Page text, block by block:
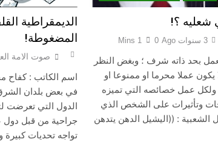
شعليه ؟!
3 سنوات Ago 0
1 Mins
بحد ذاته شرف ؛ وبغض النظر
عملا محرما او ممنوعا او
ولكل عمل خصائصه التي تميزه
وتأثيرات على الشخص الذي
الشعبية : ((اليشيل الدهن يتدهن
الديمقراطية
المضغوطة!
صوت الامة
اسم الكاتب : كفاح
في بعض بلدان
الدول التي تعرضت
جراحية من قبل دول
تواجه تحديات